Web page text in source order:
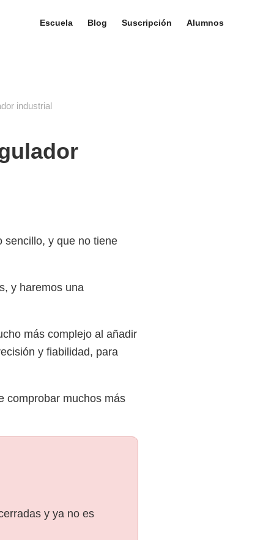
Escuela Blog Suscripción Alumnos
industrial
sencillo, y que no tiene
y haremos una
más complejo al añadir
y fiabilidad, para
comprobar muchos más
y ya no es